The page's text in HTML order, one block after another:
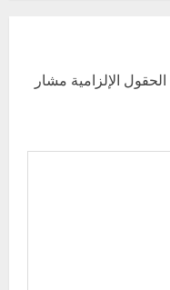
الحقول الإلزامية مشار